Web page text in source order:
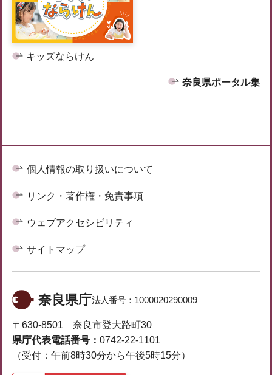
キッズならけん
奈良県ポータル集
個人情報の取り扱いについて
リンク・著作権・免責事項
ウェブアクセシビリティ
サイトマップ
奈良県庁法人番号： 1000020290009
〒630-8501 奈良市登大路町30
県庁代表電話番号： 0742-22-1101
（受付：午前8時30分から午後5時15分）